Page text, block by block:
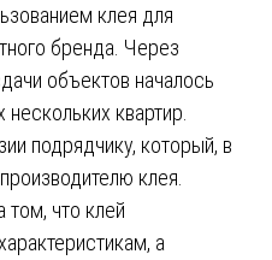
клея для
бренда. Через
объектов началось
нескольких квартир.
подрядчику, который, в
клея.
том, что клей
а